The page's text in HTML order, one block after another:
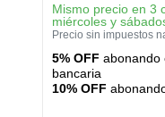
Mismo precio en 3
miércoles y
Precio sin impuestos
5% OFF abonando
bancaria
10% OFF